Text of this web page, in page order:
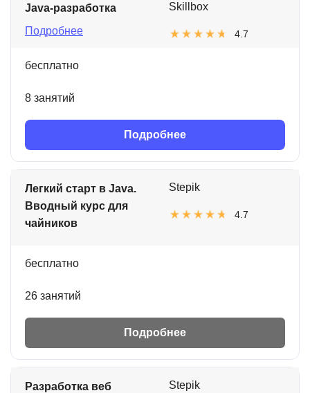
Java-разработка
Подробнее
Skillbox
4.7
бесплатно
8 занятий
Подробнее
Легкий старт в Java.
Вводный курс для
чайников
Stepik
4.7
бесплатно
26 занятий
Подробнее
Разработка веб
Stepik